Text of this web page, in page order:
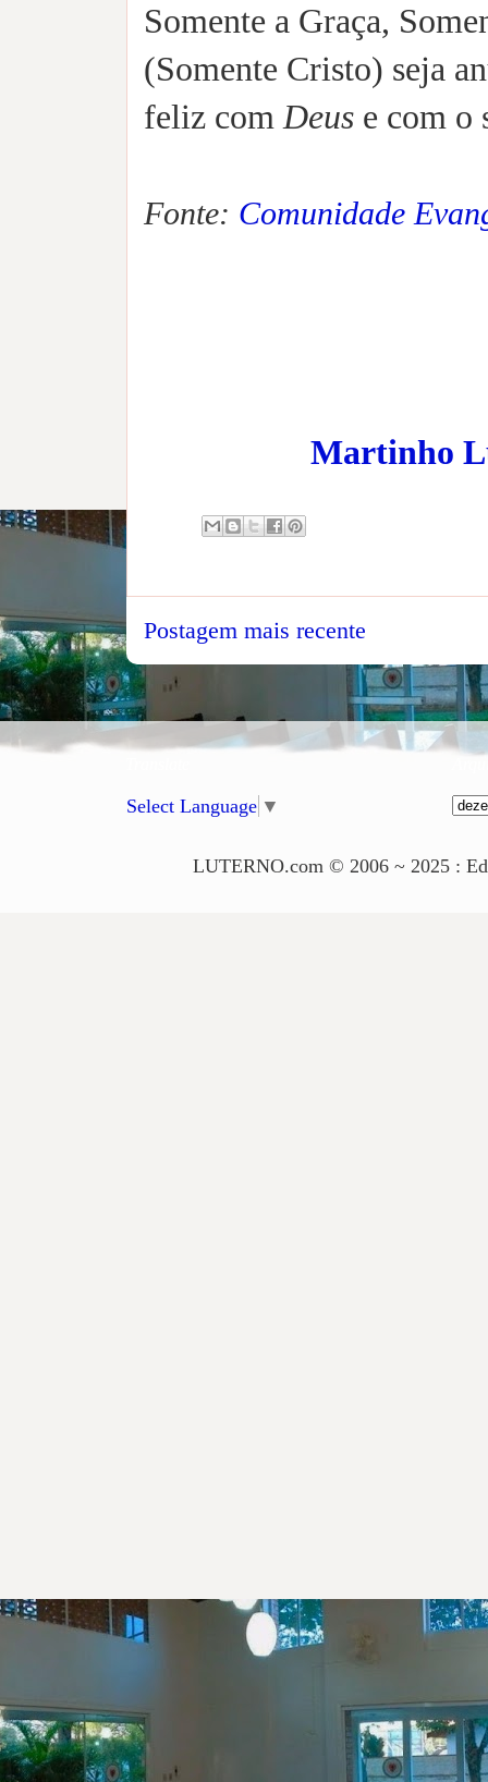
Somente a Graça,
(Somente Cristo) seja
feliz com Deus e com o
Fonte: Comunidade
Martinho
Postagem mais recente
Select Language ▼
LUTERNO.com © 2006 ~ 2025 :